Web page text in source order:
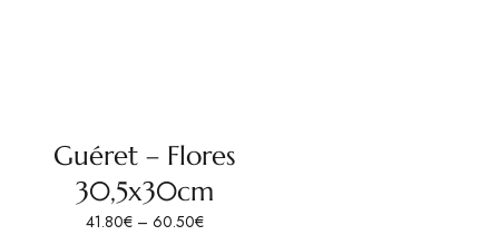
Guéret – Flores
30,5x30cm
41.80€ – 60.50€